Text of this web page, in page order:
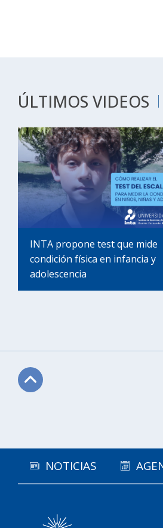
ÚLTIMOS VIDEOS
INTA propone test que mide
condición física en infancia y
adolescencia
NOTICIAS